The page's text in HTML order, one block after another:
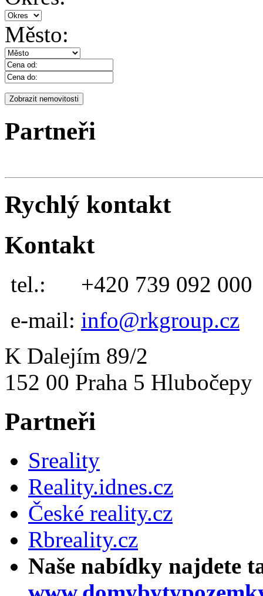
Město:
Partneři
Rychlý kontakt
Kontakt
tel.: +420 739 092 000
e-mail: info@rkgroup.cz
K Dalejím 89/2
152 00 Praha 5 Hlubočepy
Partneři
Sreality
Reality.idnes.cz
České reality.cz
Rbreality.cz
Naše nabídky najdete